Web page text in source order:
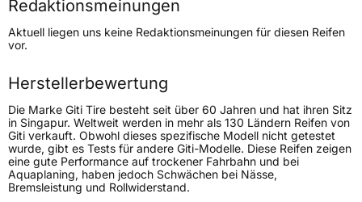
Höchstgeschwindigkeit
240 km/h
Lastindex101
Höchstlast825 kg
Gewicht (in kg) 12,3 kg
Generelle Merkmale
FahrzeugtypPKW
Verwendung Sommerreifen
Redaktionsmeinungen
Aktuell liegen uns keine Redaktionsmeinungen für diesen Reifen
vor.
Herstellerbewertung
Die Marke Giti Tire besteht seit über 60 Jahren und hat ihren Sitz
in Singapur. Weltweit werden in mehr als 130 Ländern Reifen von
Giti verkauft. Obwohl dieses spezifische Modell nicht getestet
wurde, gibt es Tests für andere Giti-Modelle. Diese Reifen zeigen
eine gute Performance auf trockener Fahrbahn und bei
Aquaplaning, haben jedoch Schwächen bei Nässe,
Bremsleistung und Rollwiderstand.